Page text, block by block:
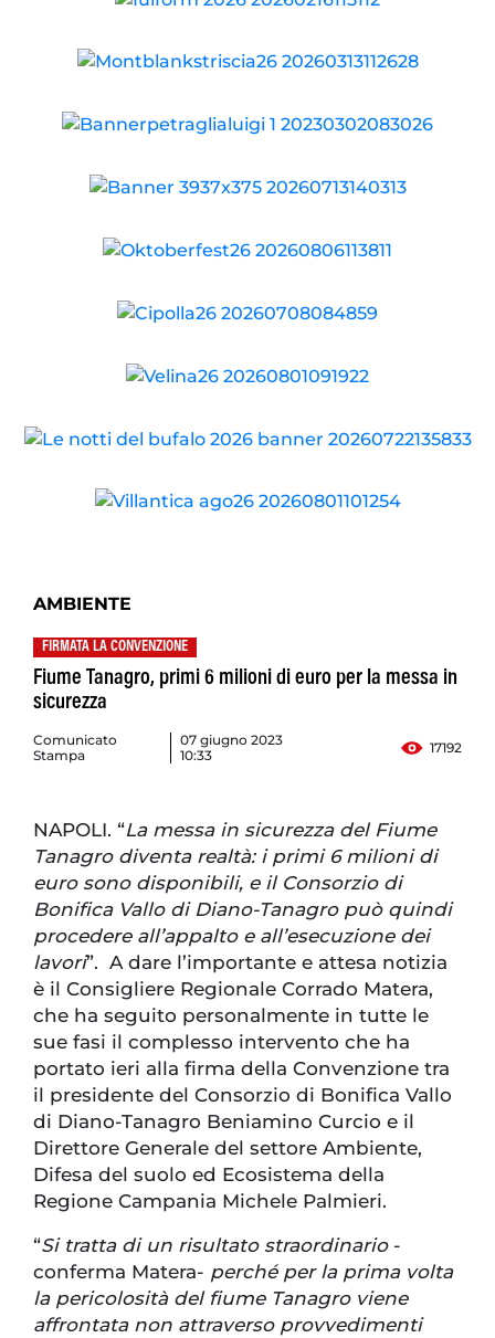
AMBIENTE
FIRMATA LA CONVENZIONE
Fiume Tanagro, primi 6 milioni di euro per la messa in
sicurezza
Comunicato
Stampa
07 giugno 2023
10:33
17192
NAPOLI. “La messa in sicurezza del Fiume
Tanagro diventa realtà: i primi 6 milioni di
euro sono disponibili, e il Consorzio di
Bonifica Vallo di Diano-Tanagro può quindi
procedere all’appalto e all’esecuzione dei
lavori”. A dare l’importante e attesa notizia
è il Consigliere Regionale Corrado Matera,
che ha seguito personalmente in tutte le
sue fasi il complesso intervento che ha
portato ieri alla firma della Convenzione tra
il presidente del Consorzio di Bonifica Vallo
di Diano-Tanagro Beniamino Curcio e il
Direttore Generale del settore Ambiente,
Difesa del suolo ed Ecosistema della
Regione Campania Michele Palmieri.
“Si tratta di un risultato straordinario -
conferma Matera- perché per la prima volta
la pericolosità del fiume Tanagro viene
affrontata non attraverso provvedimenti